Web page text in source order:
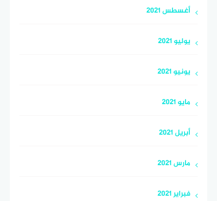
أغسطس 2021
يوليو 2021
يونيو 2021
مايو 2021
أبريل 2021
مارس 2021
فبراير 2021